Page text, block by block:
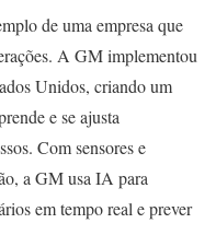
de uma empresa que
A GM implementou
Unidos, criando um
e se ajusta
Com sensores e
a GM usa IA para
em tempo real e prever